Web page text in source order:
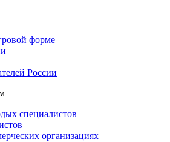
форме
России
специалистов
организациях